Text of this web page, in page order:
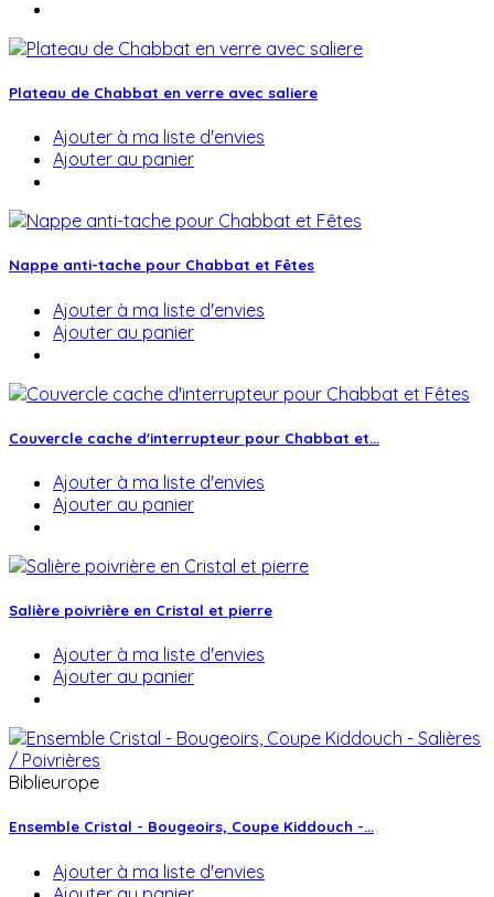
Plateau de Chabbat en verre avec saliere
Ajouter à ma liste d'envies
Ajouter au panier
Nappe anti-tache pour Chabbat et Fêtes
Ajouter à ma liste d'envies
Ajouter au panier
Couvercle cache d'interrupteur pour Chabbat et...
Ajouter à ma liste d'envies
Ajouter au panier
Salière poivrière en Cristal et pierre
Ajouter à ma liste d'envies
Ajouter au panier
Biblieurope
Ensemble Cristal - Bougeoirs, Coupe Kiddouch -...
Ajouter à ma liste d'envies